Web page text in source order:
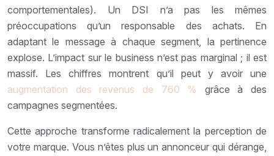
comportementales). Un DSI n’a pas les mêmes
préoccupations qu’un responsable des achats. En
adaptant le message à chaque segment, la pertinence
explose. L’impact sur le business n’est pas marginal ; il est
massif. Les chiffres montrent qu’il peut y avoir une
augmentation des revenus de 760 %
grâce à des
campagnes segmentées.
Cette approche transforme radicalement la perception de
votre marque. Vous n’êtes plus un annonceur qui dérange,